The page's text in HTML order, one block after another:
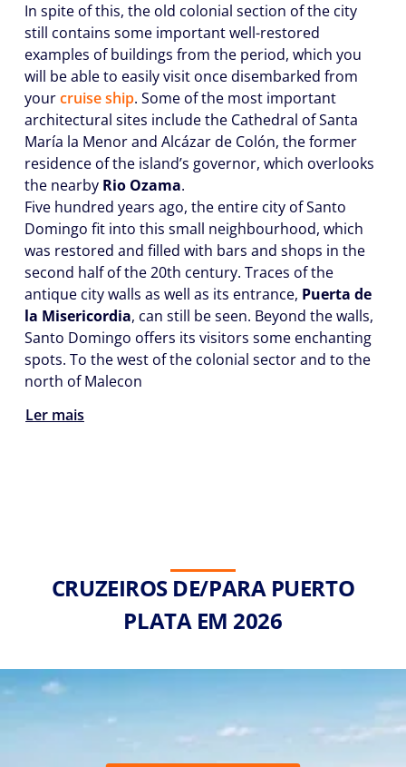
In spite of this, the old colonial section of the city
still contains some important well-restored
examples of buildings from the period, which you
will be able to easily visit once disembarked from
yourcruise ship. Some of the most important
architectural sites include the Cathedral of Santa
María la Menor and Alcázar de Colón, the former
residence of the island’s governor, which overlooks
the nearby Rio Ozama.
Five hundred years ago, the entire city of Santo
Domingo fit into this small neighbourhood, which
was restored and filled with bars and shops in the
second half of the 20th century. Traces of the
antique city walls as well as its entrance, Puerta de
la Misericordia, can still be seen. Beyond the walls,
Santo Domingo offers its visitors some enchanting
spots. To the west of the colonial sector and to the
north of Malecon
Ler mais
CRUZEIROS DE/PARA PUERTO
PLATA EM 2026